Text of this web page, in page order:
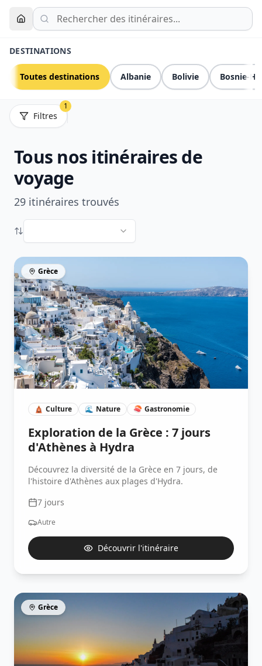
DESTINATIONS
Toutes destinations Albanie Bolivie Bosnie-
Filtres
1
Tous nos itinéraires de
voyage
29 itinéraires trouvés
Grèce
🛕 Culture 🌊 Nature 🍣 Gastronomie
Exploration de la Grèce : 7 jours
d'Athènes à Hydra
Découvrez la diversité de la Grèce en 7 jours, de
l'histoire d'Athènes aux plages d'Hydra.
7 jours
Autre
Découvrir l'itinéraire
Grèce